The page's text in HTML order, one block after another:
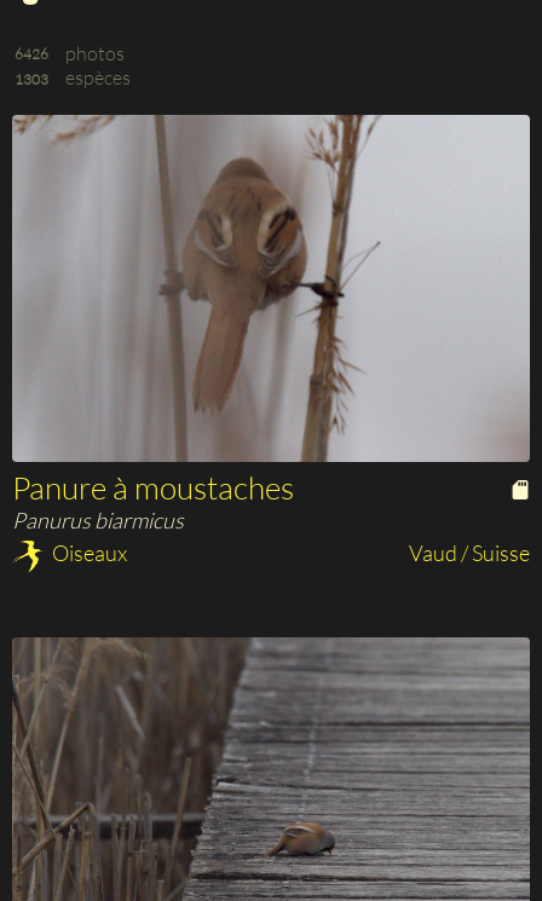
6426 photos
1303 espèces
Panure à moustaches
Panurus biarmicus
Oiseaux
Vaud / Suisse